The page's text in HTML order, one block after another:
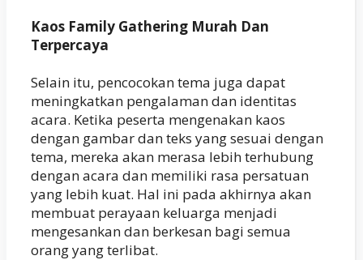
Kaos Family Gathering Murah Dan
Terpercaya
Selain itu, pencocokan tema juga dapat
meningkatkan pengalaman dan identitas
acara. Ketika peserta mengenakan kaos
dengan gambar dan teks yang sesuai dengan
tema, mereka akan merasa lebih terhubung
dengan acara dan memiliki rasa persatuan
yang lebih kuat. Hal ini pada akhirnya akan
membuat perayaan keluarga menjadi
mengesankan dan berkesan bagi semua
orang yang terlibat.